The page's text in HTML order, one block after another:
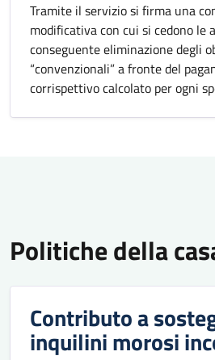
Tramite il servizio si firma una
modificativa con cui si cedono le
conseguente eliminazione degli
“convenzionali” a fronte del
corrispettivo calcolato per ogni
Politiche della
Contributo a
inquilini morosi